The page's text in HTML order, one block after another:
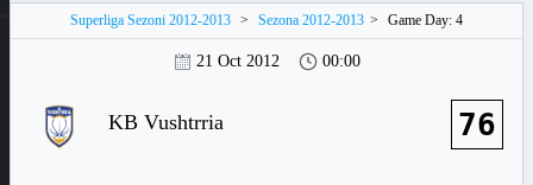
Superliga Sezoni 2012-2013 > Sezona 2012-2013 > Game Day: 4
21 Oct 2012 00:00
KB Vushtrria 76